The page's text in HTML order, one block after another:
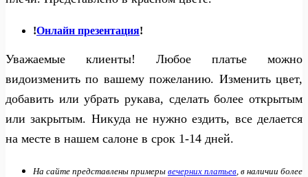
!Онлайн презентация!
Уважаемые клиенты! Любое платье можно
видоизменить по вашему пожеланию. Изменить цвет,
добавить или убрать рукава, сделать более открытым
или закрытым. Никуда не нужно ездить, все делается
на месте в нашем салоне в срок 1-14 дней.
На сайте представлены примеры вечерних платьев , в наличии более